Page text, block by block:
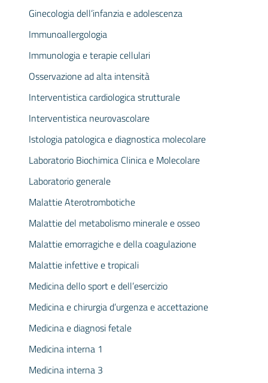
Ginecologia dell’infanzia e adolescenza
Immunoallergologia
Immunologia e terapie cellulari
Osservazione ad alta intensità
Interventistica cardiologica strutturale
Interventistica neurovascolare
Istologia patologica e diagnostica molecolare
Laboratorio Biochimica Clinica e Molecolare
Laboratorio generale
Malattie Aterotrombotiche
Malattie del metabolismo minerale e osseo
Malattie emorragiche e della coagulazione
Malattie infettive e tropicali
Medicina dello sport e dell’esercizio
Medicina e chirurgia d’urgenza e accettazione
Medicina e diagnosi fetale
Medicina interna 1
Medicina interna 3